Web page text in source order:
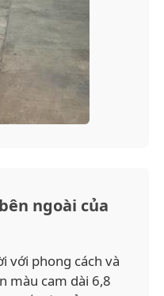
ngoài của
với phong cách và
màu cam dài 6,8